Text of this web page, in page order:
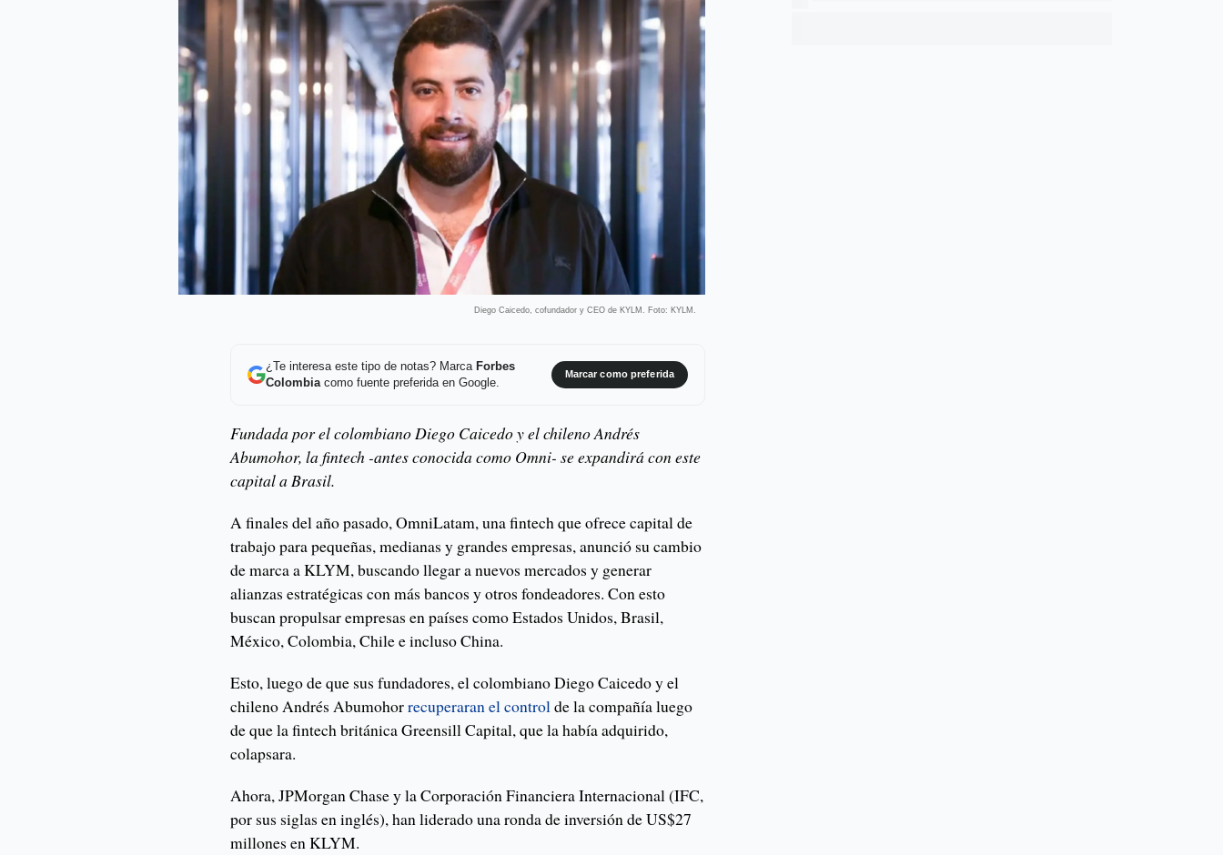
Diego Caicedo, cofundador y CEO de KYLM. Foto: KYLM.
¿Te interesa este tipo de notas? Marca Forbes
Colombiacomo fuente preferida en Google.
Marcar como preferida
Fundada por el colombiano Diego Caicedo y el chileno Andrés
Abumohor, la fintech -antes conocida como Omni- se expandirá con este
capital a Brasil.
A finales del año pasado, OmniLatam, una fintech que ofrece capital de
trabajo para pequeñas, medianas y grandes empresas, anunció su cambio
de marca a KLYM, buscando llegar a nuevos mercados y generar
alianzas estratégicas con más bancos y otros fondeadores. Con esto
buscan propulsar empresas en países como Estados Unidos, Brasil,
México, Colombia, Chile e incluso China.
Esto, luego de que sus fundadores, el colombiano Diego Caicedo y el
chileno Andrés Abumohorrecuperaran el controlde la compañía luego
de que la fintech británica Greensill Capital, que la había adquirido,
colapsara.
Ahora, JPMorgan Chase y la Corporación Financiera Internacional (IFC,
por sus siglas en inglés), han liderado una ronda de inversión de US$27
millones en KLYM.